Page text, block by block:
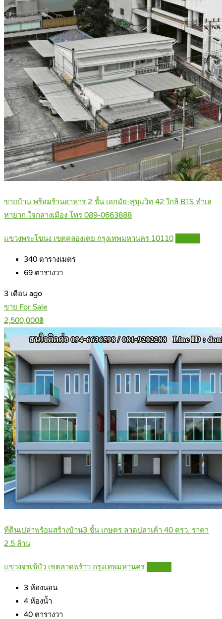
ขายบ้าน พร้อมร้านอาหาร 2 ชั้น เอกมัย-สุขุมวิท 42 ใกล้ BTS ทำเล
หายาก ใจกลางเมือง โทร 089-0663888
แขวงพระโขนง เขตคลองเตย กรุงเทพมหานคร 10110
340 ตารางเมตร
69 ตารางวา
3 เดือน ago
ขาย For Sale
2,500,000฿
ที่ดินเปล่าพร้อมสร้างบ้าน3 ชั้น เกษตร ลาดปลาเค้า 40 ตรว. ราคา
2.5 ล้าน
แขวงจรเข้บัว เขตลาดพร้าว กรุงเทพมหานคร
3 ห้องนอน
4 ห้องน้ำ
40 ตารางวา